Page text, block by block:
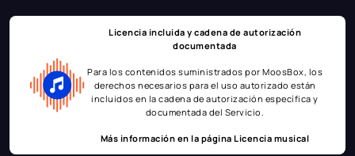
Licencia incluida y cadena de autorización
documentada
Para los contenidos suministrados por MoosBox, los
derechos necesarios para el uso autorizado están
incluidos en la cadena de autorización específica y
documentada del Servicio.
Más información en la páginaLicencia musical